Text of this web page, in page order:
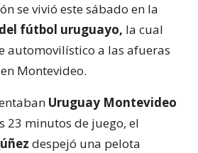
se vivió este sábado en la
fútbol uruguayo, la cual
automovilístico a las afueras
Montevideo.
Uruguay Montevideo
23 minutos de juego, el
despejó una pelota